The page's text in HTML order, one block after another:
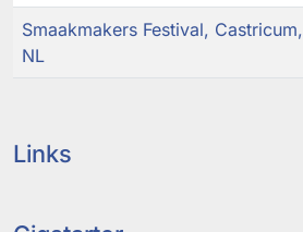
Smaakmakers Festival, Castricum,
NL
Links